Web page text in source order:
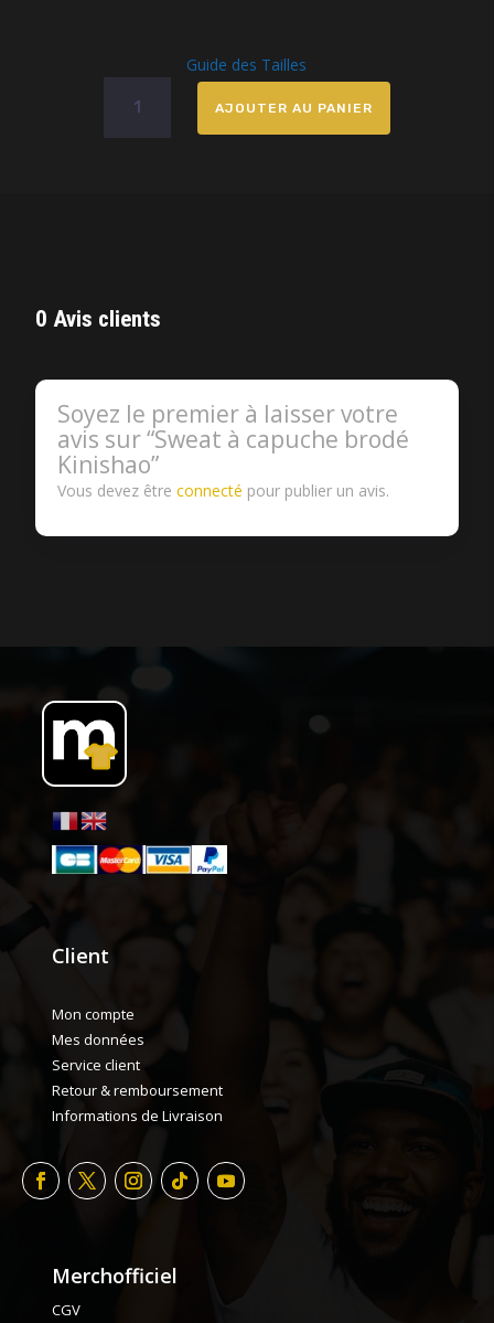
Guide des Tailles
Sweat
AJOUTER AU PANIER
0 Avis clients
Soyez le premier à laisser votre
avis sur “Sweat à capuche brodé
Kinishao”
Vous devez êtreconnecté pour publier un avis.
Client
Mon compte
Mes données
Service client
Retour & remboursement
Informations de Livraison
Merchofficiel
CGV